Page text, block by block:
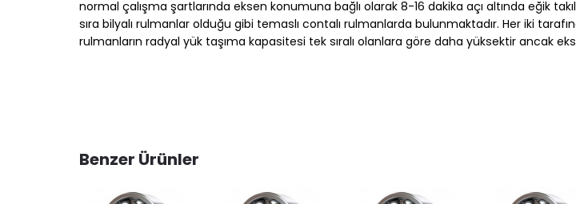
normal çalışma şartlarında eksen konumuna bağlı olarak 8-16 dakika açı altında eğik
sıra bilyalı rulmanlar olduğu gibi temaslı contalı rulmanlarda bulunmaktadır. Her iki
rulmanların radyal yük taşıma kapasitesi tek sıralı olanlara göre daha yüksektir ancak
Benzer Ürünler